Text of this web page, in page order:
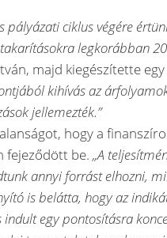
pályázati ciklus végére
legkorábban
majd kiegészítette
kihívás az
jellemezték.”
hogy a
fejeződött be. „A
annyi forrást elhozni,
is belátta, hogy az
indult egy pontosításra